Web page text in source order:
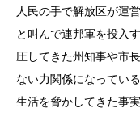
人民の手で解放区が運
と叫んで連邦軍を投入
圧してきた州知事や市
ない力関係になってい
生活を脅かしてきた事